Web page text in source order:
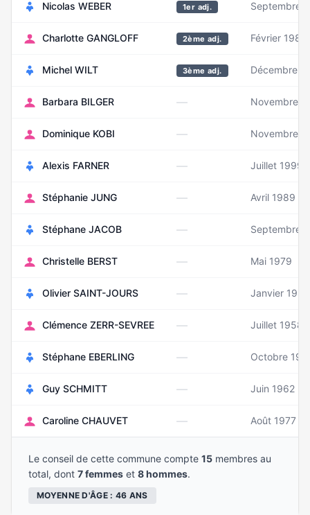
Nicolas WEBER 1er adj. Septembre
Charlotte GANGLOFF 2ème adj. Février 1988
Michel WILT 3ème adj. Décembre
Barbara BILGER — Novembre
Dominique KOBI — Novembre
Alexis FARNER — Juillet 1999
Stéphanie JUNG — Avril 1989
Stéphane JACOB — Septembre
Christelle BERST — Mai 1979
Olivier SAINT-JOURS — Janvier 1983
Clémence ZERR-SEVREE — Juillet 1958
Stéphane EBERLING — Octobre
Guy SCHMITT — Juin 1962
Caroline CHAUVET — Août 1977
Le conseil de cette commune compte 15 membres au
total, dont 7 femmes et 8 hommes.
MOYENNE D'ÂGE : 46 ANS